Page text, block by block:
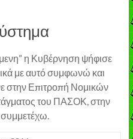
η Κυβέρνηση ψήφισε
με αυτό συμφωνώ και
στην Επιτροπή Νομικών
του ΠΑΣΟΚ, στην
συμμετέχω.